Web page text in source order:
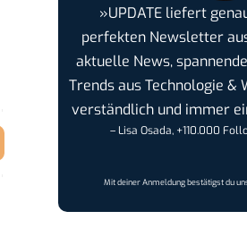
»UPDATE liefert
perfekten Newsletter
aktuelle News,
Trends aus Technologie &
verständlich und immer
– Lisa Osada, +110.000
Mit deiner Anmeldung bestätigst du